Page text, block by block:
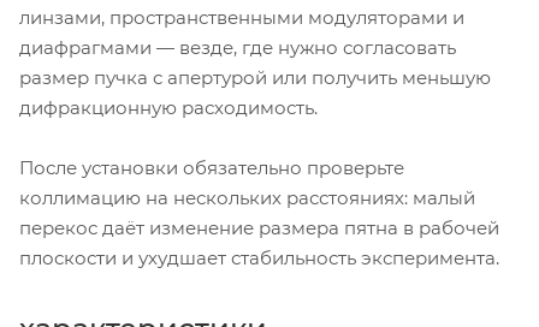
линзами, пространственными модуляторами и
диафрагмами — везде, где нужно согласовать
размер пучка с апертурой или получить меньшую
дифракционную расходимость.
После установки обязательно проверьте
коллимацию на нескольких расстояниях: малый
перекос даёт изменение размера пятна в рабочей
плоскости и ухудшает стабильность эксперимента.